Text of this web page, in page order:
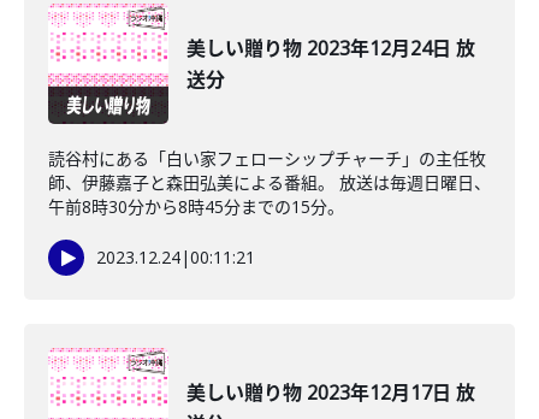
美しい贈り物 2023年12月24日 放
送分
読谷村にある「白い家フェローシップチャーチ」の主任牧
師、伊藤嘉子と森田弘美による番組。 放送は毎週日曜日、
午前8時30分から8時45分までの15分。
2023.12.24|00:11:21
美しい贈り物 2023年12月17日 放